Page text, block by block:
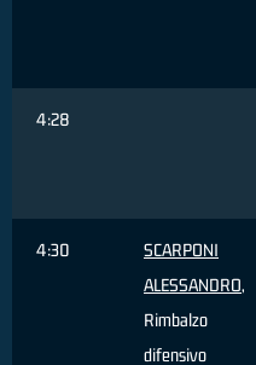
4:28
4:30
SCARPONI
ALESSANDRO,
Rimbalzo
difensivo